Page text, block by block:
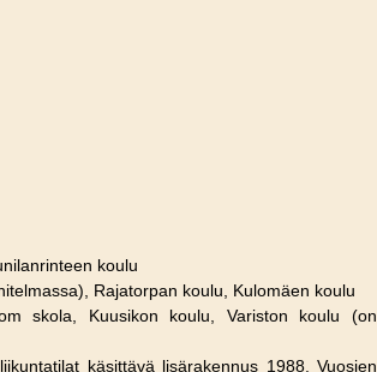
koulu
Rajatorpan koulu, Kulomäen koulu
skola, Kuusikon koulu, Variston koulu (on
käsittävä lisärakennus 1988. Vuosien